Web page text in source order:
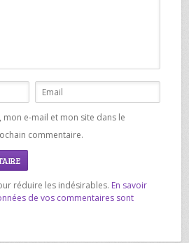
e-mail et mon site dans le
commentaire.
réduire les indésirables. En savoir
de vos commentaires sont